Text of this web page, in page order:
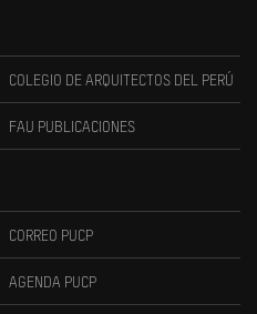
COLEGIO DE ARQUITECTOS DEL PERÚ
FAU PUBLICACIONES
CORREO PUCP
AGENDA PUCP